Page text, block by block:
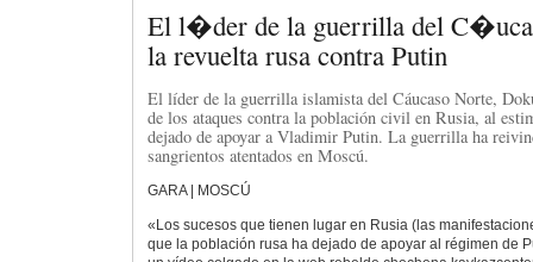
El l�der de la guerrilla del
la revuelta rusa contra Putin
El líder de la guerrilla islamista del Cáucaso Norte,
de los ataques contra la población civil en Rusia, al
dejado de apoyar a Vladimir Putin. La guerrilla ha
sangrientos atentados en Moscú.
GARA | MOSCÚ
«Los sucesos que tienen lugar en Rusia (las
que la población rusa ha dejado de apoyar al régimen de